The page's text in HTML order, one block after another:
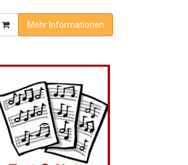
Mehr Informationen